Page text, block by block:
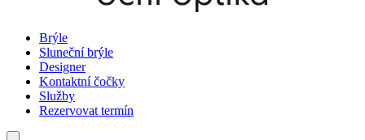
Brýle
Sluneční brýle
Designer
Kontaktní čočky
Služby
Rezervovat termín